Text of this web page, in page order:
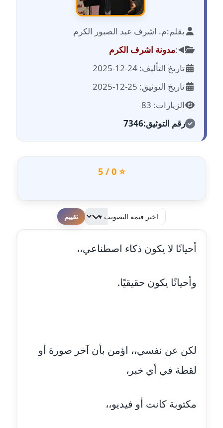
مدونة احمد الحسيني
عاملة
مدونة احمد زكريا
عاملة
مدونة أحمد زيدان
عاملة
مدونة أحمد سيد
عاملة
مدونة أحمد عبد الفتاح
عاملة
مدونة احمد كريدي
مدونة أحمد مليجي
مدونة اسراء كمال
عاملة
مدونة اسلام أبو علم
عاملة
بقلم:م. اشرف عبد الصبور الكرم
◀️:مدونة اشرف الكرم
تاريخ التأليف: 24-12-2025
تاريخ التوثيق: 25-12-2025
الزيارات: 83
رقم التوثيق:7346
⭐ 0 / 5
لطفا قم بالتقييم
أحيانًا لا يكون ذكاء اصطناعي،،
وأحيانًا يكون حقيقيًا.
لكن عن نفسي،، اؤمن بأن آخر صورة أو
لقطة في أي خبر،
مكتوبة كانت أو فيديو،،